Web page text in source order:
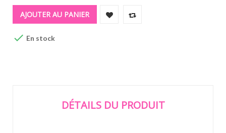
AJOUTER AU PANIER
 En stock
DÉTAILS DU PRODUIT